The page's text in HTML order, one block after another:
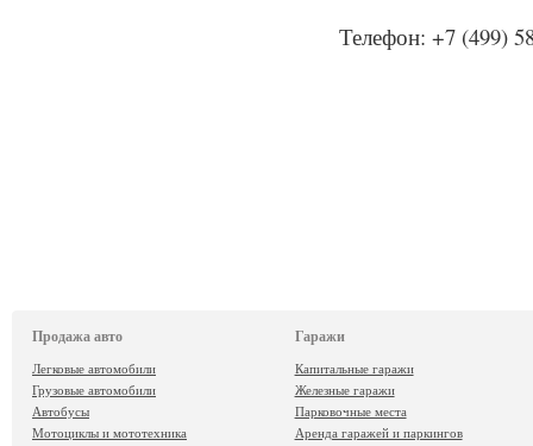
Телефон: +7 (499)
Продажа авто
Легковые автомобили
Грузовые автомобили
Автобусы
Мотоциклы и мототехника
Гаражи
Капитальные гаражи
Железные гаражи
Парковочные места
Аренда гаражей и паркингов